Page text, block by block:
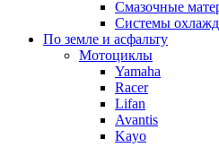
Смазочные
Системы
По земле и асфальту
Мотоциклы
Yamaha
Racer
Lifan
Avantis
Kayo